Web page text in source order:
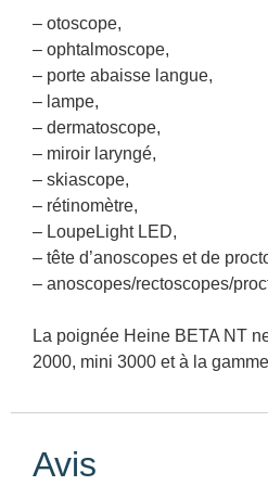
– otoscope,
– ophtalmoscope,
– porte abaisse langue,
– lampe,
– dermatoscope,
– miroir laryngé,
– skiascope,
– rétinomètre,
– LoupeLight LED,
– tête d’anoscopes et de
– anoscopes/rectoscopes/
La poignée Heine BETA NT
2000, mini 3000 et à la
Avis